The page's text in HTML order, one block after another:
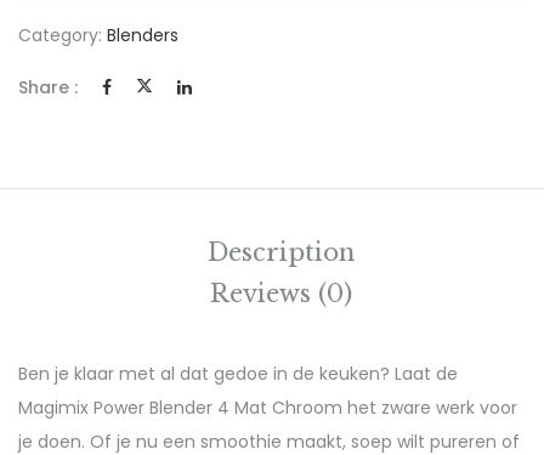
Category: Blenders
Share :
Description
Reviews (0)
Ben je klaar met al dat gedoe in de keuken? Laat de
Magimix Power Blender 4 Mat Chroom het zware werk voor
je doen. Of je nu een smoothie maakt, soep wilt pureren of